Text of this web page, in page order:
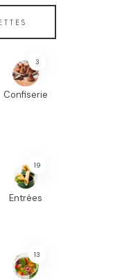
3
Confiserie
19
Entrées
13